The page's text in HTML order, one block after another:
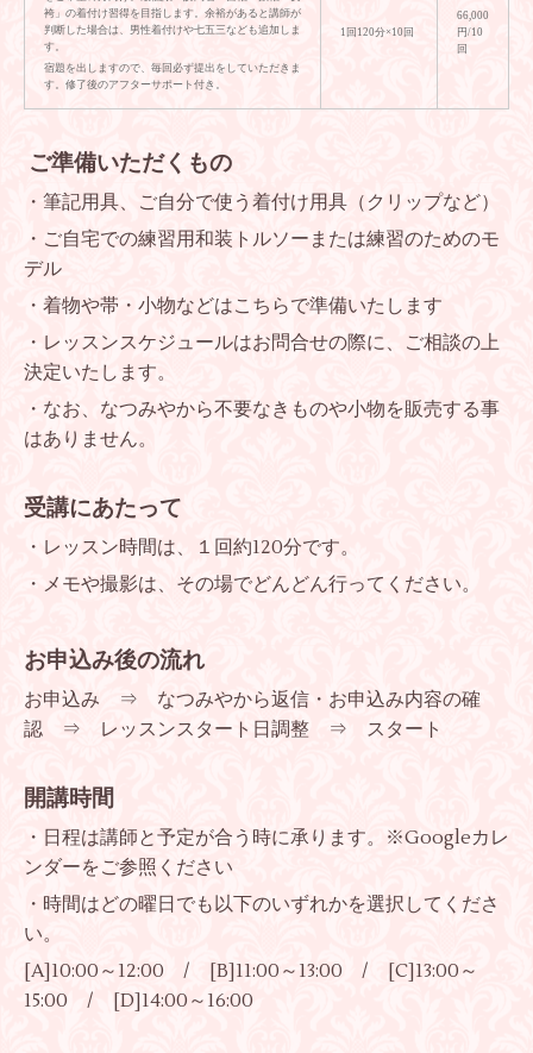
袴」の着付け習得を目指します。余裕があると講師が
判断した場合は、男性着付けや七五三なども追加しま
す。
宿題を出しますので、毎回必ず提出をしていただきま
す。修了後のアフターサポート付き。
1回120分×10回
66,000
円/10
回
ご準備いただくもの
・筆記用具、ご自分で使う着付け用具（クリップなど）
・ご自宅での練習用和装トルソーまたは練習のためのモ
デル
・着物や帯・小物などはこちらで準備いたします
・レッスンスケジュールはお問合せの際に、ご相談の上
決定いたします。
・なお、なつみやから不要なきものや小物を販売する事
はありません。
受講にあたって
・レッスン時間は、１回約120分です。
・メモや撮影は、その場でどんどん行ってください。
お申込み後の流れ
お申込み ⇒ なつみやから返信・お申込み内容の確
認 ⇒ レッスンスタート日調整 ⇒ スタート
開講時間
・日程は講師と予定が合う時に承ります。※Googleカレ
ンダーをご参照ください
・時間はどの曜日でも以下のいずれかを選択してくださ
い。
[A]10:00～12:00 / [B]11:00～13:00 / [C]13:00～
15:00 / [D]14:00～16:00